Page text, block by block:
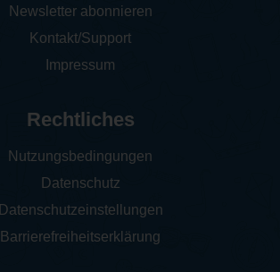
Newsletter abonnieren
Kontakt/Support
Impressum
Rechtliches
Nutzungsbedingungen
Datenschutz
Datenschutzeinstellungen
Barrierefreiheitserklärung